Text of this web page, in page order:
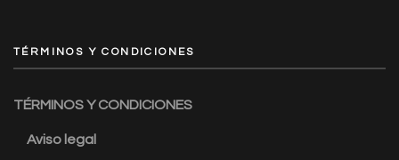
TÉRMINOS Y CONDICIONES
TÉRMINOS Y CONDICIONES
Aviso legal